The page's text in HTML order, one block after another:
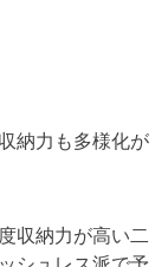
納力も多様化が
収納力が高い二